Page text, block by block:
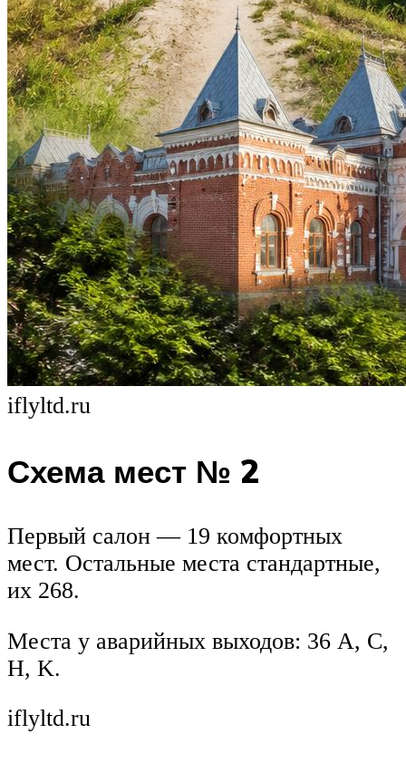
iflyltd.ru
Схема мест № 2
Первый салон — 19 комфортных
мест. Остальные места стандартные,
их 268.
Места у аварийных выходов: 36 A, C,
H, K.
iflyltd.ru